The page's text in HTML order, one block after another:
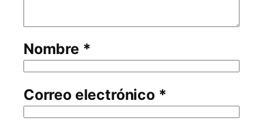
Nombre *
Correo electrónico *